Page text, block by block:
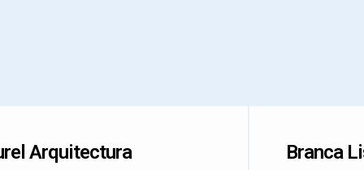
Arquitectura Branca